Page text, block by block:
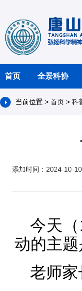
首页 全景科协
当前位置 > 首页 > 科
添加时间：2024-10-
今天
动的主题
老师